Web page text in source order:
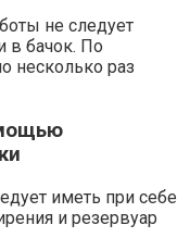
не следует
в бачок. По
несколько раз
иметь при себе
и резервуар